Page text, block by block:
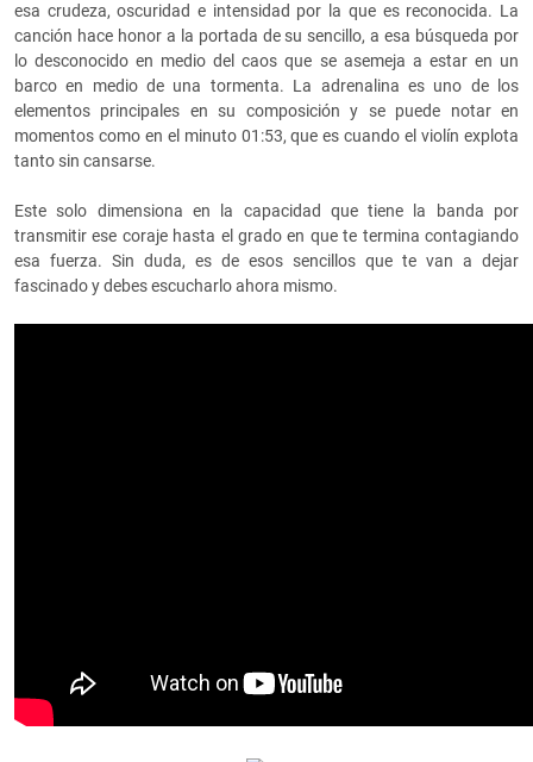
esa crudeza, oscuridad e intensidad por la que es reconocida. La
canción hace honor a la portada de su sencillo, a esa búsqueda por
lo desconocido en medio del caos que se asemeja a estar en un
barco en medio de una tormenta. La adrenalina es uno de los
elementos principales en su composición y se puede notar en
momentos como en el minuto 01:53, que es cuando el violín explota
tanto sin cansarse.
Este solo dimensiona en la capacidad que tiene la banda por
transmitir ese coraje hasta el grado en que te termina contagiando
esa fuerza. Sin duda, es de esos sencillos que te van a dejar
fascinado y debes escucharlo ahora mismo.